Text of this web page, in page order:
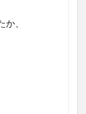
、